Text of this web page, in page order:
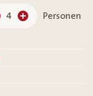
4 Personen